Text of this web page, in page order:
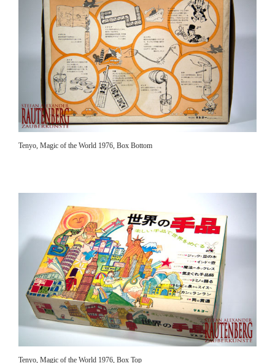
Tenyo, Magic of the World 1976, Box Bottom
Tenyo, Magic of the World 1976, Box Top